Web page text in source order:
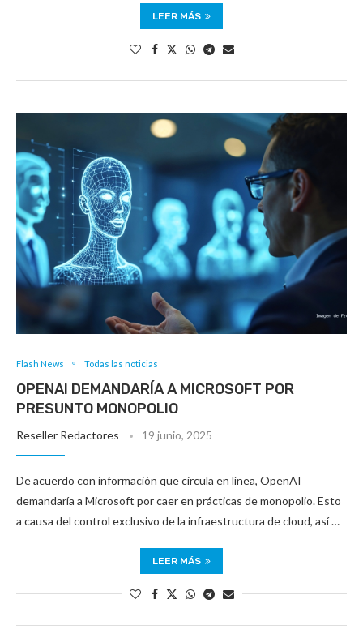
LEER MÁS
Flash News Todas las noticias
OPENAI DEMANDARÍA A MICROSOFT POR
PRESUNTO MONOPOLIO
Reseller Redactores 19 junio, 2025
De acuerdo con información que circula en línea, OpenAI
demandaría a Microsoft por caer en prácticas de monopolio. Esto
a causa del control exclusivo de la infraestructura de cloud, así …
LEER MÁS